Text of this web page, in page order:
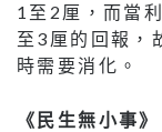
1至2厘，而當
至3厘的回報，
時需要消化。
《民生無小事》